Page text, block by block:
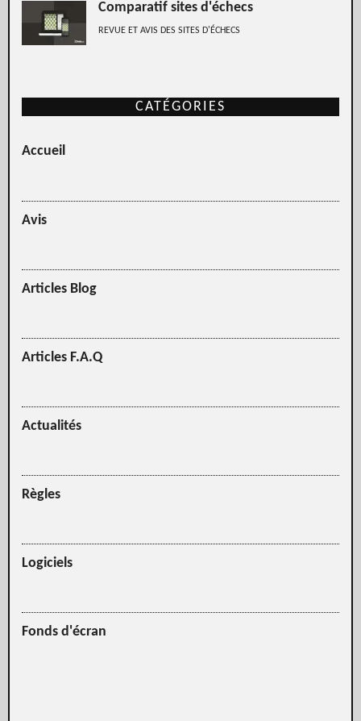
Comparatif sites d'échecs
REVUE ET AVIS DES SITES D'ÉCHECS
CATÉGORIES
Accueil
Avis
Articles Blog
Articles F.A.Q
Actualités
Règles
Logiciels
Fonds d'écran